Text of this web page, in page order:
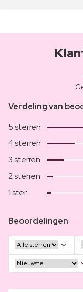
Verdeling van
5 sterren
4 sterren
3 sterren
2 sterren
1 ster
Beoordelingen